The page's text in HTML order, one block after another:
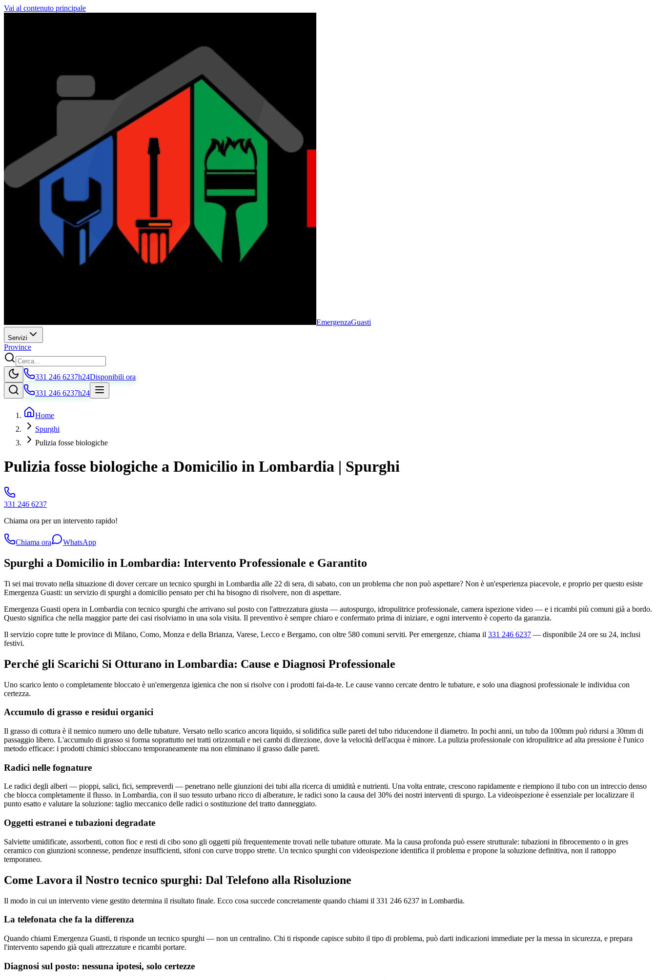
Vai al contenuto principale
EmergenzaGuasti
Servizi
Province
331 246 6237h24Disponibili ora
331 246 6237h24
Home
Spurghi
Pulizia fosse biologiche
Pulizia fosse biologiche a Domicilio in Lombardia | Spurghi
331 246 6237
Chiama ora per un intervento rapido!
Chiama ora WhatsApp
Spurghi a Domicilio in Lombardia: Intervento Professionale e Garantito
Ti sei mai trovato nella situazione di dover cercare un tecnico spurghi in Lombardia alle 22 di sera, di sabato, con un problema che non può aspettare? Non è un'esperienza piacevole, e proprio per questo esiste
Emergenza Guasti: un servizio di spurghi a domicilio pensato per chi ha bisogno di risolvere, non di aspettare.
Emergenza Guasti opera in Lombardia con tecnico spurghi che arrivano sul posto con l'attrezzatura giusta — autospurgo, idropulitrice professionale, camera ispezione video — e i ricambi più comuni già a bordo.
Questo significa che nella maggior parte dei casi risolviamo in una sola visita. Il preventivo è sempre chiaro e confermato prima di iniziare, e ogni intervento è coperto da garanzia.
Il servizio copre tutte le province di Milano, Como, Monza e della Brianza, Varese, Lecco e Bergamo, con oltre 580 comuni serviti. Per emergenze, chiama il 331 246 6237 — disponibile 24 ore su 24, inclusi
festivi.
Perché gli Scarichi Si Otturano in Lombardia: Cause e Diagnosi Professionale
Uno scarico lento o completamente bloccato è un'emergenza igienica che non si risolve con i prodotti fai-da-te. Le cause vanno cercate dentro le tubature, e solo una diagnosi professionale le individua con
certezza.
Accumulo di grasso e residui organici
Il grasso di cottura è il nemico numero uno delle tubature. Versato nello scarico ancora liquido, si solidifica sulle pareti del tubo riducendone il diametro. In pochi anni, un tubo da 100mm può ridursi a 30mm di
passaggio libero. L'accumulo di grasso si forma soprattutto nei tratti orizzontali e nei cambi di direzione, dove la velocità dell'acqua è minore. La pulizia professionale con idropulitrice ad alta pressione è l'unico
metodo efficace: i prodotti chimici sbloccano temporaneamente ma non eliminano il grasso dalle pareti.
Radici nelle fognature
Le radici degli alberi — pioppi, salici, fici, sempreverdi — penetrano nelle giunzioni dei tubi alla ricerca di umidità e nutrienti. Una volta entrate, crescono rapidamente e riempiono il tubo con un intreccio denso
che blocca completamente il flusso. in Lombardia, con il suo tessuto urbano ricco di alberature, le radici sono la causa del 30% dei nostri interventi di spurgo. La videoispezione è essenziale per localizzare il
punto esatto e valutare la soluzione: taglio meccanico delle radici o sostituzione del tratto danneggiato.
Oggetti estranei e tubazioni degradate
Salviette umidificate, assorbenti, cotton fioc e resti di cibo sono gli oggetti più frequentemente trovati nelle tubature otturate. Ma la causa profonda può essere strutturale: tubazioni in fibrocemento o in gres
ceramico con giunzioni sconnesse, pendenze insufficienti, sifoni con curve troppo strette. Un tecnico spurghi con videoispezione identifica il problema e propone la soluzione definitiva, non il rattoppo
temporaneo.
Come Lavora il Nostro tecnico spurghi: Dal Telefono alla Risoluzione
Il modo in cui un intervento viene gestito determina il risultato finale. Ecco cosa succede concretamente quando chiami il 331 246 6237 in Lombardia.
La telefonata che fa la differenza
Quando chiami Emergenza Guasti, ti risponde un tecnico spurghi — non un centralino. Chi ti risponde capisce subito il tipo di problema, può darti indicazioni immediate per la messa in sicurezza, e prepara
l'intervento sapendo già quali attrezzature e ricambi portare.
Diagnosi sul posto: nessuna ipotesi, solo certezze